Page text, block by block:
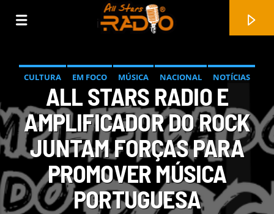
CULTURA EM FOCO MÚSICA NACIONAL
NOTÍCIAS
PARCERIAS
ALL STARS RADIO E
AMPLIFICADOR DO ROCK
JUNTAM FORÇAS PARA
PROMOVER MÚSICA
PORTUGUESA